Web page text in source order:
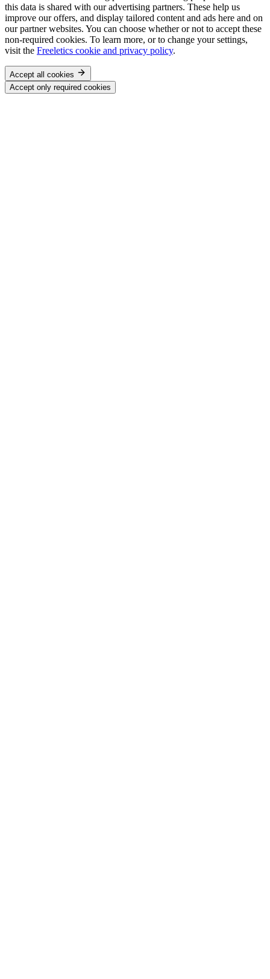
this data is shared with our advertising partners. These help us
improve our offers, and display tailored content and ads here and on
our partner websites. You can choose whether or not to accept these
non-required cookies. To learn more, or to change your settings,
visit the Freeletics cookie and privacy policy.
Accept all cookies
Accept only required cookies